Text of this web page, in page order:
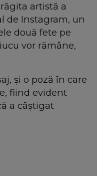
artistă a
de Instagram, un
două fete pe
vor rămâne,
și o poză în care
fiind evident
a câștigat